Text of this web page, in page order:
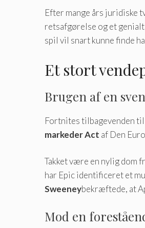
Efter mange års juridiske
retsafgørelse og et
spil vil snart kunne finde
Et stort
Brugen af ​​en
Fortnites tilbagevenden
markeder Act af Den
Takket være en nylig dom
har Epic identificeret et
Sweeneybekræftede, at
Mod en